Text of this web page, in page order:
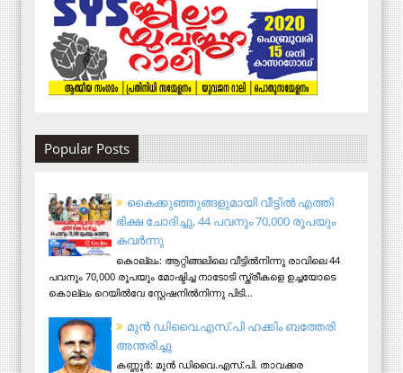
Popular Posts
കൈക്കുഞ്ഞുങ്ങളുമായി വീട്ടിൽ എത്തി
ഭിക്ഷ ചോദിച്ചു, 44 പവനും 70,000 രൂപയും
കവർന്നു
കൊല്ലം: ആറ്റിങ്ങലിലെ വീട്ടിൽനിന്നു രാവിലെ 44
പവനും 70,000 രൂപയും മോഷ്ടിച്ച നാടോടി സ്ത്രീകളെ ഉച്ചയോടെ
കൊല്ലം റെയിൽവേ സ്റ്റേഷനിൽനിന്നു പിടി...
മുന്‍ ഡിവൈ.എസ്.പി ഹക്കിം ബത്തേരി
അന്തരിച്ചു
കണ്ണൂര്‍: മുന്‍ ഡിവൈ.എസ്.പി. താവക്കര